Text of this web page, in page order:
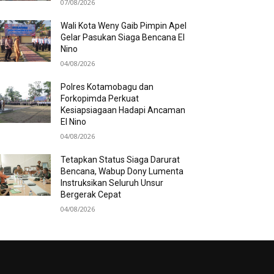
07/08/2026
Wali Kota Weny Gaib Pimpin Apel
Gelar Pasukan Siaga Bencana El
Nino
04/08/2026
Polres Kotamobagu dan
Forkopimda Perkuat
Kesiapsiagaan Hadapi Ancaman
El Nino
04/08/2026
Tetapkan Status Siaga Darurat
Bencana, Wabup Dony Lumenta
Instruksikan Seluruh Unsur
Bergerak Cepat
04/08/2026